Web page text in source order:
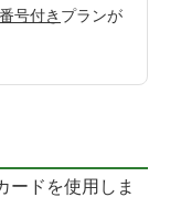
号付き プランが
ードを使用しま